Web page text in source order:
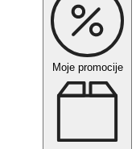
Moje promocije